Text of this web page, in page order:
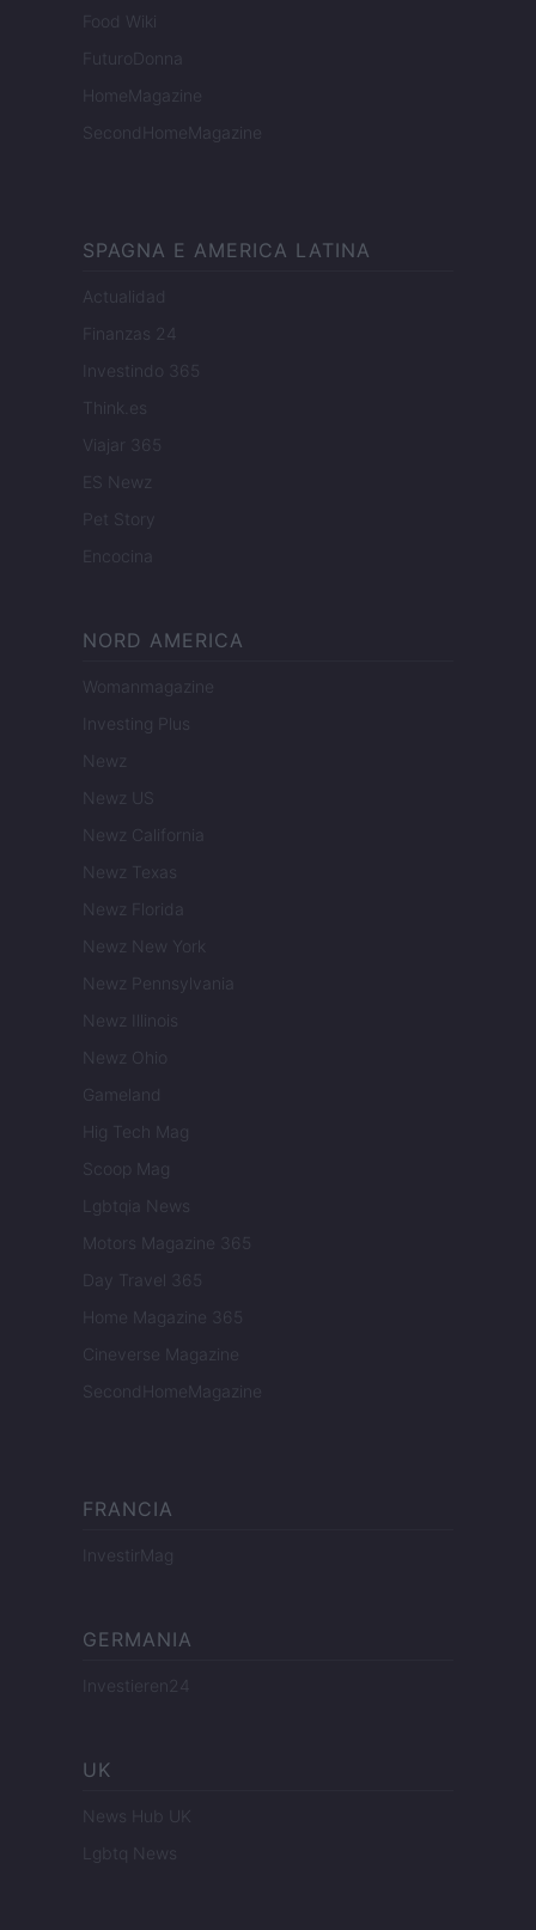
Food Wiki
FuturoDonna
HomeMagazine
SecondHomeMagazine
SPAGNA E AMERICA LATINA
Actualidad
Finanzas 24
Investindo 365
Think.es
Viajar 365
ES Newz
Pet Story
Encocina
NORD AMERICA
Womanmagazine
Investing Plus
Newz
Newz US
Newz California
Newz Texas
Newz Florida
Newz New York
Newz Pennsylvania
Newz Illinois
Newz Ohio
Gameland
Hig Tech Mag
Scoop Mag
Lgbtqia News
Motors Magazine 365
Day Travel 365
Home Magazine 365
Cineverse Magazine
SecondHomeMagazine
FRANCIA
InvestirMag
GERMANIA
Investieren24
UK
News Hub UK
Lgbtq News